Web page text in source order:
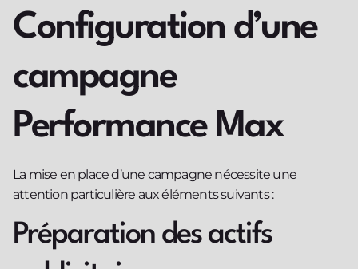
Configuration d’une
campagne
Performance Max
La mise en place d’une campagne nécessite une
attention particulière aux éléments suivants :
Préparation des actifs